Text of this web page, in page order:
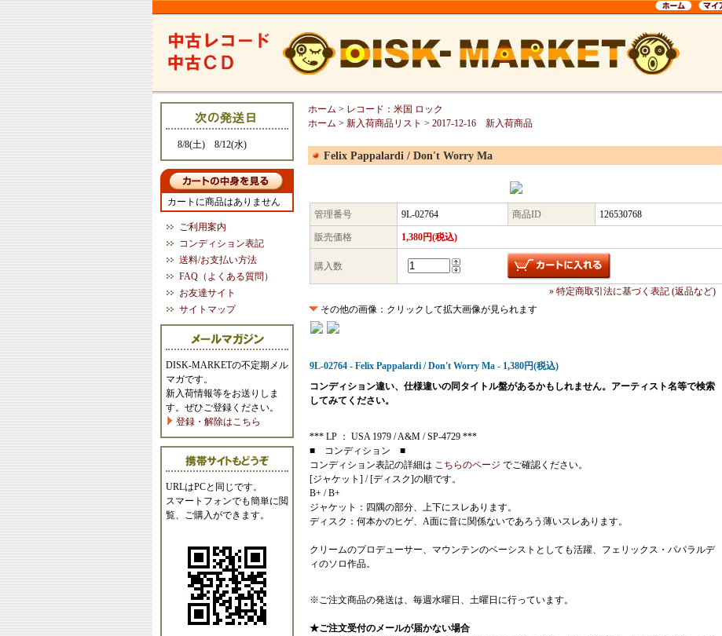
8/8(土) 8/12(水)
カートに商品はありません
ご利用案内
コンディション表記
送料/お支払い方法
FAQ（よくある質問）
お友達サイト
サイトマップ
DISK-MARKETの不定期メル
マガです。
新入荷情報等をお送りしま
す。ぜひご登録ください。
登録・解除はこちら
URLはPCと同じです。
スマートフォンでも簡単に閲
覧、ご購入ができます。
ホーム > レコード：米国 ロック
ホーム > 新入荷商品リスト > 2017-12-16 新入荷商品
Felix Pappalardi / Don't Worry Ma
管理番号 9L-02764 商品ID 126530768
販売価格 1,380円(税込)
購入数
» 特定商取引法に基づく表記 (返品など)
その他の画像：クリックして拡大画像が見られます
9L-02764 - Felix Pappalardi / Don't Worry Ma - 1,380円(税込)
コンディション違い、仕様違いの同タイトル盤があるかもしれません。アーティスト名等で検索
してみてください。
*** LP ： USA 1979 / A&M / SP-4729 ***
■ コンディション ■
コンディション表記の詳細は こちらのページ でご確認ください。
[ジャケット] / [ディスク]の順です。
B+ / B+
ジャケット：四隅の部分、上下にスレあります。
ディスク：何本かのヒゲ、A面に音に関係ないであろう薄いスレあります。
クリームのプロデューサー、マウンテンのベーシストとしても活躍、フェリックス・パパラルデ
ィのソロ作品。
※ご注文商品の発送は、毎週水曜日、土曜日に行っています。
★ご注文受付のメールが届かない場合